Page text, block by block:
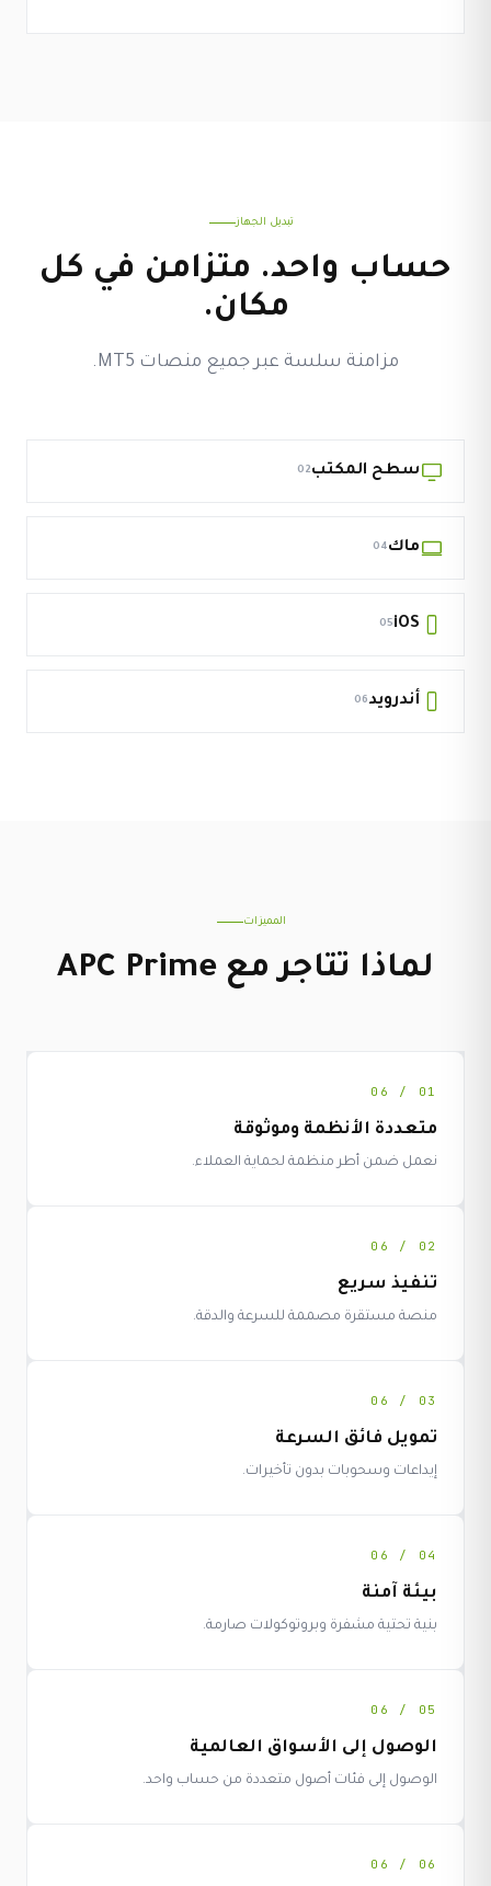
تبديل الجهاز
حساب واحد. متزامن في كل
مكان.
مزامنة سلسة عبر جميع منصات MT5.
سطح المكتب02
ماك04
iOS
05
أندرويد06
المميزات
لماذا تتاجر مع APC Prime
01 / 06
متعددة الأنظمة وموثوقة
نعمل ضمن أطر منظمة لحماية العملاء.
02 / 06
تنفيذ سريع
منصة مستقرة مصممة للسرعة والدقة.
03 / 06
تمويل فائق السرعة
إيداعات وسحوبات بدون تأخيرات.
04 / 06
بيئة آمنة
بنية تحتية مشفرة وبروتوكولات صارمة.
05 / 06
الوصول إلى الأسواق العالمية
الوصول إلى فئات أصول متعددة من حساب واحد.
06 / 06